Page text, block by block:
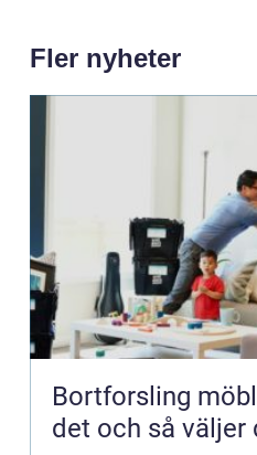
Fler nyheter
Bortforsling möbler så
det och så väljer